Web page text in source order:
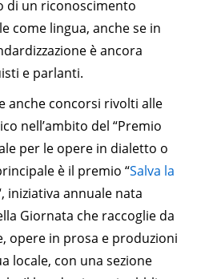
di un riconoscimento
come lingua, anche se in
è ancora
e parlanti.
anche concorsi rivolti alle
nell’ambito del “Premio
per le opere in dialetto o
è il premio “Salva la
iniziativa annuale nata
Giornata che raccoglie da
opere in prosa e produzioni
locale, con una sezione